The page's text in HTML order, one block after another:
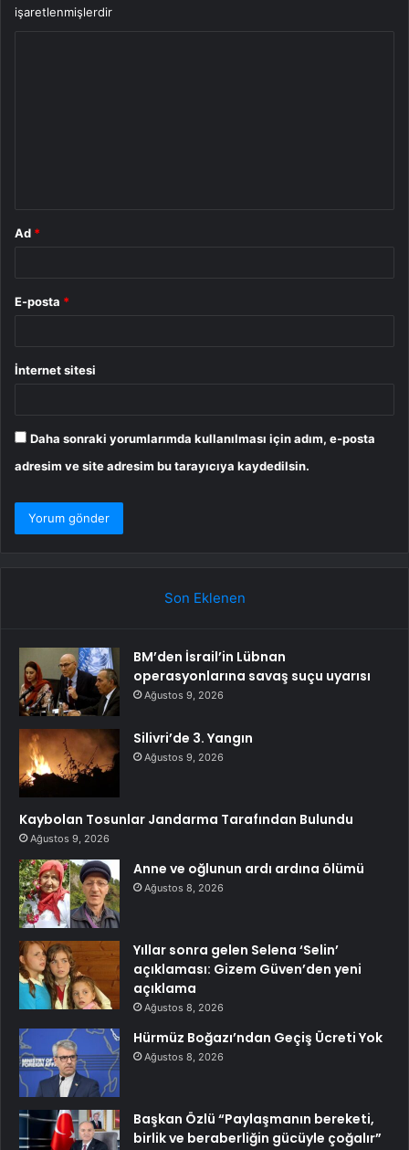
işaretlenmişlerdir
Ad *
E-posta *
İnternet sitesi
Daha sonraki yorumlarımda kullanılması için adım, e-posta
adresim ve site adresim bu tarayıcıya kaydedilsin.
Son Eklenen
BM’den İsrail’in Lübnan
operasyonlarına savaş suçu uyarısı
Ağustos 9, 2026
Silivri’de 3. Yangın
Ağustos 9, 2026
Kaybolan Tosunlar Jandarma Tarafından Bulundu
Ağustos 9, 2026
Anne ve oğlunun ardı ardına ölümü
Ağustos 8, 2026
Yıllar sonra gelen Selena ‘Selin’
açıklaması: Gizem Güven’den yeni
açıklama
Ağustos 8, 2026
Hürmüz Boğazı’ndan Geçiş Ücreti Yok
Ağustos 8, 2026
Başkan Özlü “Paylaşmanın bereketi,
birlik ve beraberliğin gücüyle çoğalır”